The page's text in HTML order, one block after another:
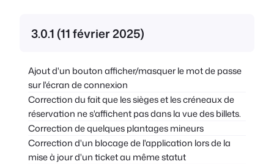
3.0.1 (11 février 2025)
Ajout d'un bouton afficher/masquer le mot de passe
sur l'écran de connexion
Correction du fait que les sièges et les créneaux de
réservation ne s'affichent pas dans la vue des billets.
Correction de quelques plantages mineurs
Correction d'un blocage de l'application lors de la
mise à jour d'un ticket au même statut